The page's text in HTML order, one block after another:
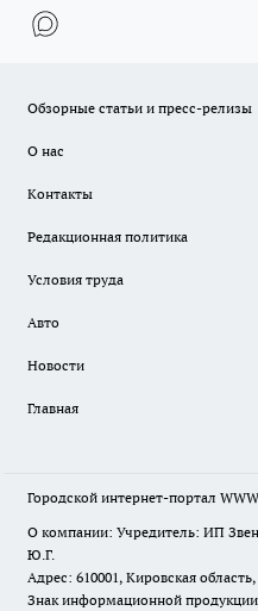
Обзорные статьи и пресс-релизы
О нас
Контакты
Редакционная политика
Условия труда
Авто
Новости
Главная
Городской интернет-портал
О компании: Учредитель: ИП
Ю.Г.
Адрес: 610001, Кировская
Знак информационной